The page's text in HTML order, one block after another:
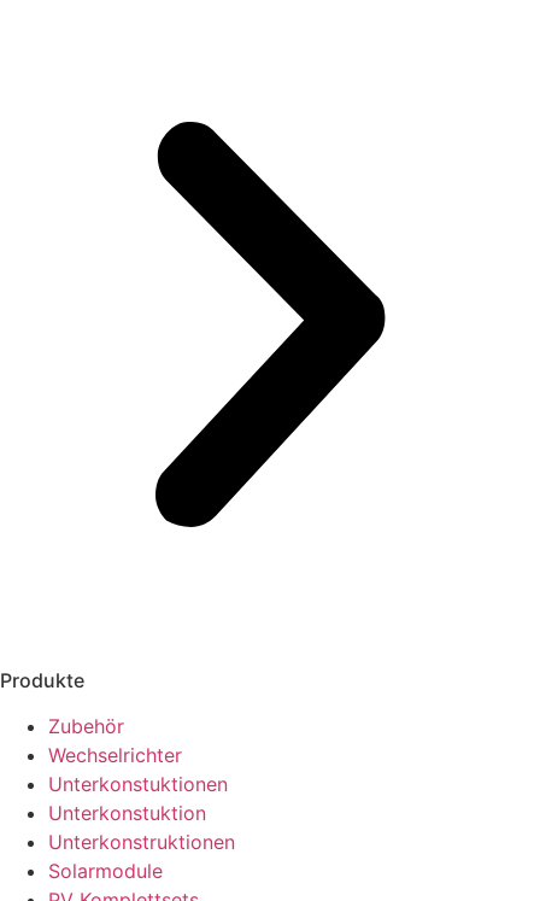
Produkte
Zubehör
Wechselrichter
Unterkonstuktionen
Unterkonstuktion
Unterkonstruktionen
Solarmodule